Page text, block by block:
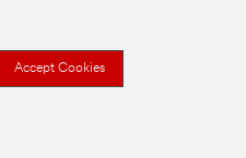
Accept Cookies